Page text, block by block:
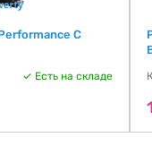
C
Есть на складе